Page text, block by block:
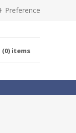
Preference
(0) items